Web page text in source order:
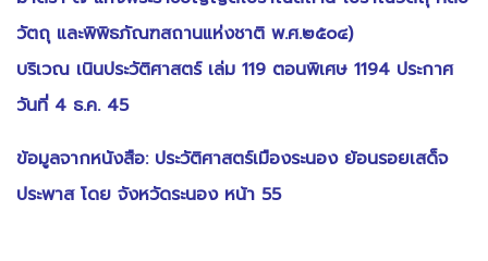
วัตถุ และพิพิธภัณฑสถานแห่งชาติ พ.ศ.๒๕๐๔)
บริเวณ เนินประวัติศาสตร์ เล่ม 119 ตอนพิเศษ 1194 ประกาศ
วันที่ 4 ธ.ค. 45
ข้อมูลจากหนังสือ: ประวัติศาสตร์เมืองระนอง ย้อนรอยเสด็จ
ประพาส โดย จังหวัดระนอง หน้า 55